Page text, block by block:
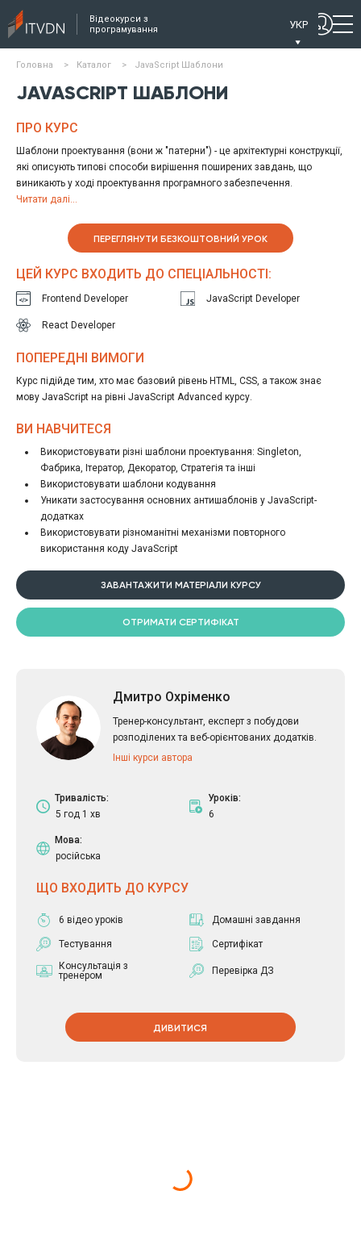
Відеокурси з
програмування
УКР
Головна > Каталог > JavaScript Шаблони
JAVASCRIPT ШАБЛОНИ
ПРО КУРС
Шаблони проектування (вони ж "патерни") - це архітектурні конструкції,
які описують типові способи вирішення поширених завдань, що
виникають у ході проектування програмного забезпечення.
Застосування патернів дозволяє зробити код, що легко
мобільними і автономними.
За допомогою цього відеокурсу ви дізнаєтеся про всі тонкощі роботи
з шаблонами проектування та кодування мовою JavaScript.
Читати далі...
ПЕРЕГЛЯНУТИ БЕЗКОШТОВНИЙ УРОК
ЦЕЙ КУРС ВХОДИТЬ ДО СПЕЦІАЛЬНОСТІ:
Frontend Developer JavaScript Developer
React Developer
ПОПЕРЕДНІ ВИМОГИ
Курс підійде тим, хто має базовий рівень HTML, CSS, а також знає
мову JavaScript на рівні JavaScript Advanced курсу.
ВИ НАВЧИТЕСЯ
Використовувати різні шаблони проектування: Singleton,
Фабрика, Ітератор, Декоратор, Стратегія та інші
Використовувати шаблони кодування
Уникати застосування основних антишаблонів у JavaScript-
додатках
Використовувати різноманітні механізми повторного
використання коду JavaScript
ЗАВАНТАЖИТИ МАТЕРІАЛИ КУРСУ
ОТРИМАТИ СЕРТИФІКАТ
Дмитро Охріменко
Тренер-консультант, експерт з побудови
розподілених та веб-орієнтованих додатків.
Інші курси автора
Тривалість:
5 год 1 хв
Уроків:
6
Мова:
російська
ЩО ВХОДИТЬ ДО КУРСУ
6 відео уроків Домашні завдання
Тестування
Сертифікат
Консультація з
тренером
Перевірка ДЗ
ДИВИТИСЯ